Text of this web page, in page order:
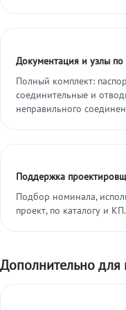
Документация и узлы по
Полный комплект:
соединительные и
неправильного
Поддержка
Подбор номинала,
проект, по каталогу и КП.
Дополнительно